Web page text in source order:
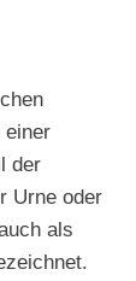
einer
der
Urne oder
als